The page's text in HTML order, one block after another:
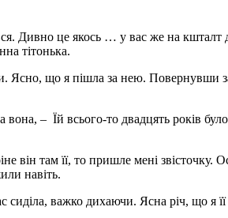
Дивно це якось … у вас же на кшталт
тітонька.
Ясно, що я пішла за нею. Повернувши
– Їй всього-то двадцять років
він там її, то пришле мені звісточку.
навіть.
важко дихаючи. Ясна річ, що я